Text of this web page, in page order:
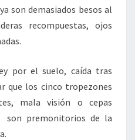
son demasiados besos al
recompuestas, ojos
por el suelo, caída tras
que los cinco tropezones
mala visión o cepas
son premonitorios de la